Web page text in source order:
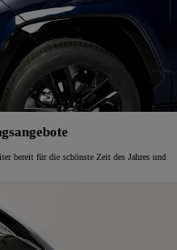
bereit für die schönste Zeit des Jahres und